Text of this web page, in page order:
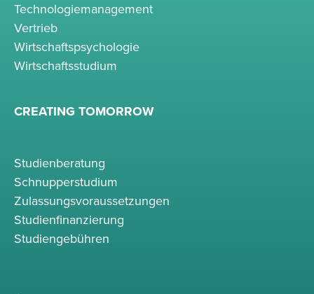
Technologiemanagement
Vertrieb
Wirtschaftspsychologie
Wirtschaftsstudium
CREATING TOMORROW
Studienberatung
Schnupperstudium
Zulassungsvoraussetzungen
Studienfinanzierung
Studiengebühren